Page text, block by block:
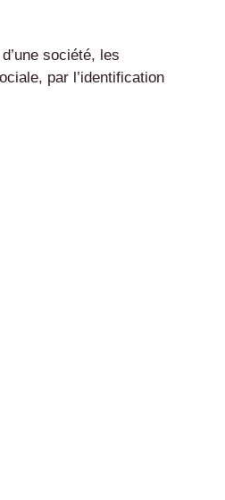
société, les
par l’identification